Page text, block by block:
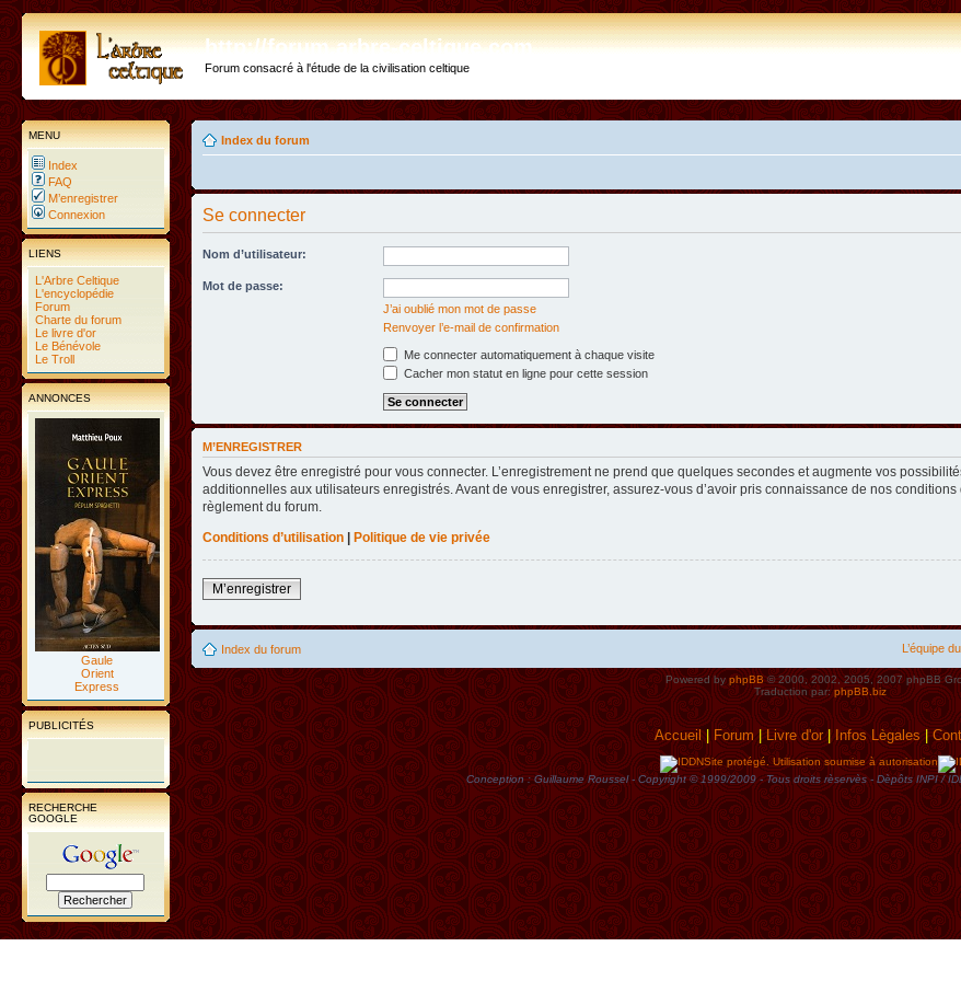
http://forum.arbre-celtique.com
Forum consacré à l'étude de la civilisation celtique
MENU
Index
FAQ
M’enregistrer
Connexion
LIENS
L'Arbre Celtique
L'encyclopédie
Forum
Charte du forum
Le livre d'or
Le Bénévole
Le Troll
ANNONCES
Gaule
Orient
Express
PUBLICITÉS
RECHERCHE
GOOGLE
Index du forum
Se connecter
Nom d’utilisateur:
Mot de passe:
J’ai oublié mon mot de passe
Renvoyer l’e-mail de confirmation
Me connecter automatiquement à chaque visite
Cacher mon statut en ligne pour cette session
M’ENREGISTRER
Vous devez être enregistré pour vous connecter. L’enregistrement ne prend que quelques secondes et augmente vos
additionnelles aux utilisateurs enregistrés. Avant de vous enregistrer, assurez-vous d’avoir pris connaissance de nos
règlement du forum.
Conditions d’utilisation
Politique de vie privée
M’enregistrer
Index du forum L’équipe
Powered byphpBB© 2000, 2002, 2005, 2007 phpBB
Traduction par:phpBB.biz
Accueil| Forum|Livre d'or|Infos Lègales|
Site protégé. Utilisation soumise à autorisation
Conception : Guillaume Roussel - Copyright © 1999/2009 - Tous droits rèservès - Dèpôts INPI /